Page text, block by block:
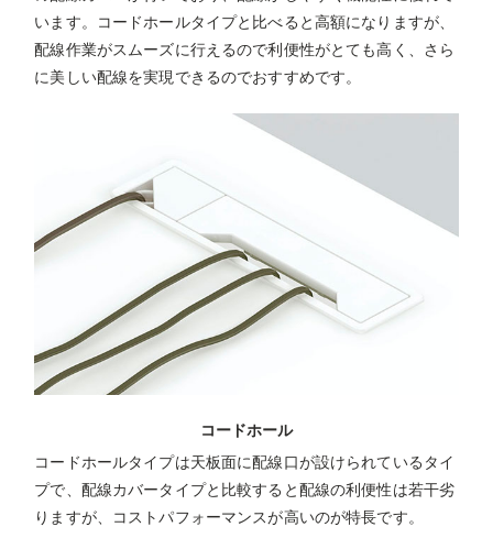
います。コードホールタイプと比べると高額になりますが、
配線作業がスムーズに行えるので利便性がとても高く、さら
に美しい配線を実現できるのでおすすめです。
コードホール
コードホールタイプは天板面に配線口が設けられているタイ
プで、配線カバータイプと比較すると配線の利便性は若干劣
りますが、コストパフォーマンスが高いのが特長です。